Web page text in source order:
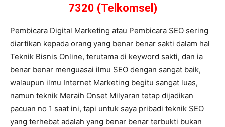
7320 (Telkomsel)
Pembicara Digital Marketing atau Pembicara SEO sering
diartikan kepada orang yang benar benar sakti dalam hal
Teknik Bisnis Online, terutama di keyword sakti, dan ia
benar benar menguasai ilmu SEO dengan sangat baik,
walaupun ilmu Internet Marketing begitu sangat luas,
namun teknik Meraih Onset Milyaran tetap dijadikan
pacuan no 1 saat ini, tapi untuk saya pribadi teknik SEO
yang terhebat adalah yang benar benar terbukti bukan